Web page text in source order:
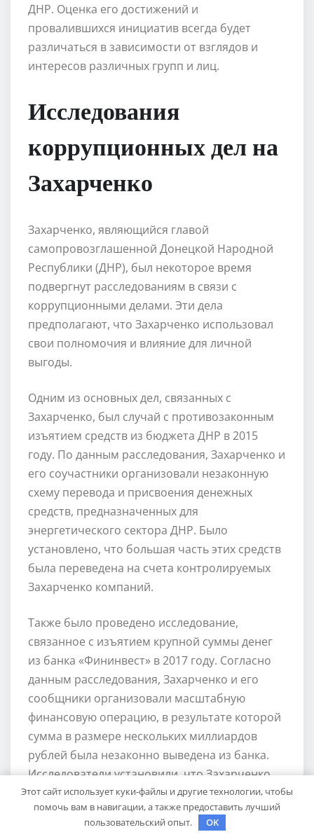
ДНР. Оценка его достижений и
провалившихся инициатив всегда будет
различаться в зависимости от взглядов и
интересов различных групп и лиц.
Исследования
коррупционных дел на
Захарченко
Захарченко, являющийся главой
самопровозглашенной Донецкой Народной
Республики (ДНР), был некоторое время
подвергнут расследованиям в связи с
коррупционными делами. Эти дела
предполагают, что Захарченко использовал
свои полномочия и влияние для личной
выгоды.
Одним из основных дел, связанных с
Захарченко, был случай с противозаконным
изъятием средств из бюджета ДНР в 2015
году. По данным расследования, Захарченко и
его соучастники организовали незаконную
схему перевода и присвоения денежных
средств, предназначенных для
энергетического сектора ДНР. Было
установлено, что большая часть этих средств
была переведена на счета контролируемых
Захарченко компаний.
Также было проведено исследование,
связанное с изъятием крупной суммы денег
из банка «Фининвест» в 2017 году. Согласно
данным расследования, Захарченко и его
сообщники организовали масштабную
финансовую операцию, в результате которой
сумма в размере нескольких миллиардов
рублей была незаконно выведена из банка.
Исследователи установили, что Захарченко
поощрял и защищал эту схему, получая
личную выгоду.
Этот сайт использует куки-файлы и другие технологии, чтобы
помочь вам в навигации, а также предоставить лучший
пользовательский опыт.
OK